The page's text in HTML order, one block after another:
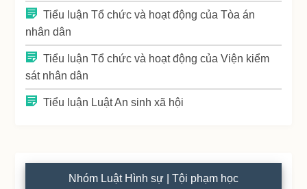
Tiểu luận Tổ chức và hoạt động của Tòa án
nhân dân
Tiểu luận Tổ chức và hoạt động của Viện kiểm
sát nhân dân
Tiểu luận Luật An sinh xã hội
Nhóm Luật Hình sự | Tội phạm học